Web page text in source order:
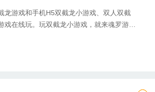
龙游戏和手机H5双截龙小游戏、双人双截
在线玩。玩双截龙小游戏，就来魂罗游戏